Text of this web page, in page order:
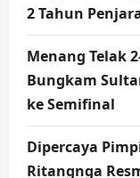
2 Tahun
Menang Telak
Bungkam
ke Semifinal
Dipercaya
Ritangnga